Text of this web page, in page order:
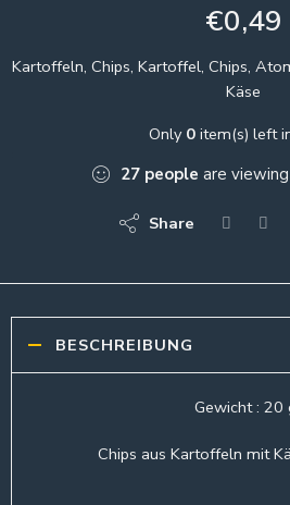
€0,49
Kartoffeln, Chips, Kartoffel, Chips,
Käse
Only 0item(s) left
27 people are
Share
BESCHREIBUNG
Gewicht : 20
Chips aus Kartoffeln mit